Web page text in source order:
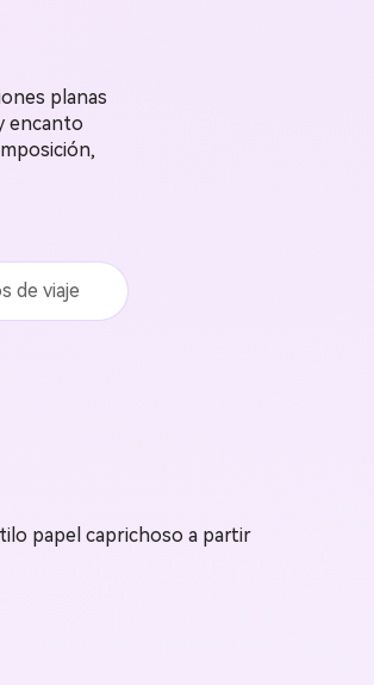
planas
encanto
de viaje
papel caprichoso a partir